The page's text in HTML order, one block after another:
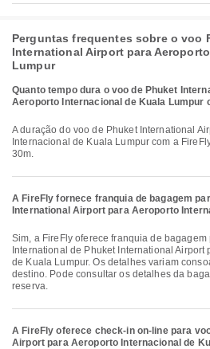
Perguntas frequentes sobre o voo
International Airport para
Lumpur
Quanto tempo dura o voo de Phuket
Aeroporto Internacional de Kuala Lumpur
A duração do voo de Phuket International Airport para Aeroporto
Internacional de Kuala Lumpur com a
30m.
A FireFly fornece franquia de bagagem
International Airport para Aeroporto
Sim, a FireFly oferece franquia de bagagem para voos Doméstico &
International de Phuket International Airport
de Kuala Lumpur. Os detalhes variam
destino. Pode consultar os detalhes da
reserva.
A FireFly oferece check-in on-line para
Airport para Aeroporto Internacional de